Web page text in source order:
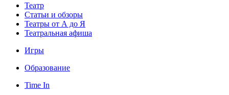
Театр
Статьи и обзоры
Театры от А до Я
Театральная афиша
Игры
Образование
Time In